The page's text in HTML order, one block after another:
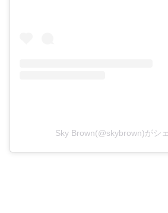
Sky Brown(@skybrown)がシ